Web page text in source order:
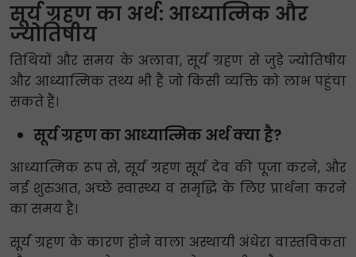
सूर्य ग्रहण का अर्थ: आध्यात्मिक और
ज्योतिषीय
तिथियों और समय के अलावा, सूर्य ग्रहण से जुड़े ज्योतिषीय
और आध्यात्मिक तथ्य भी हैं जो किसी व्यक्ति को लाभ पहुंचा
सकते हैं।
सूर्य ग्रहण का आध्यात्मिक अर्थ क्या है?
आध्यात्मिक रूप से, सूर्य ग्रहण सूर्य देव की पूजा करने, और
नई शुरुआत, अच्छे स्वास्थ्य व समृद्धि के लिए प्रार्थना करने
का समय है।
सूर्य ग्रहण के कारण होने वाला अस्थायी अंधेरा वास्तविकता